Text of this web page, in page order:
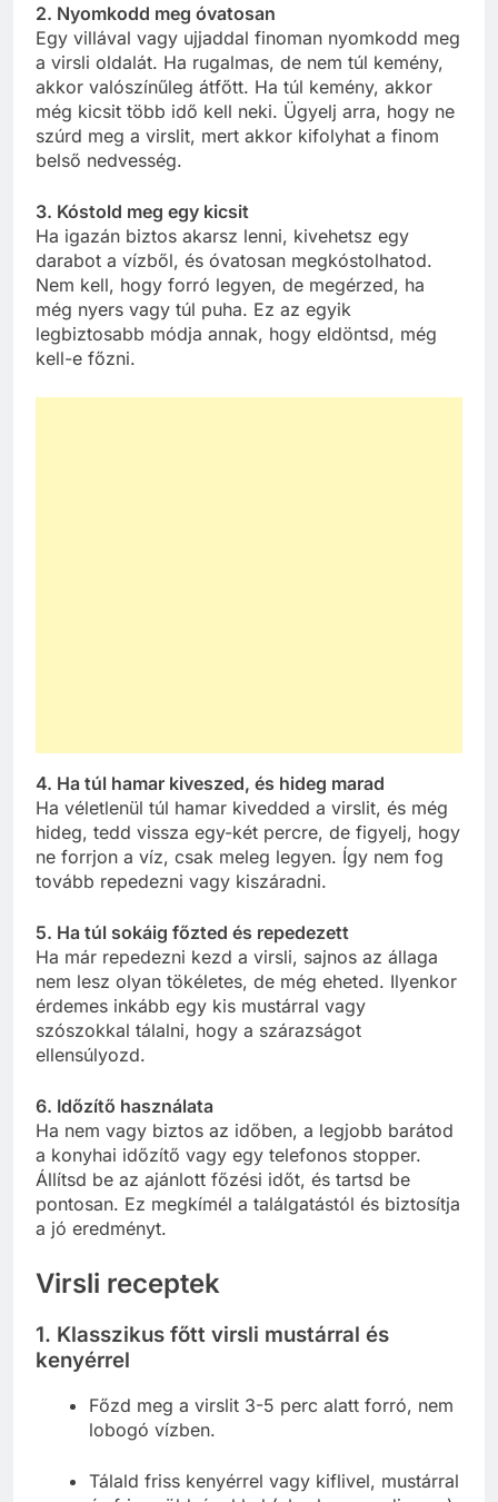
2. Nyomkodd meg óvatosan
Egy villával vagy ujjaddal finoman nyomkodd meg
a virsli oldalát. Ha rugalmas, de nem túl kemény,
akkor valószínűleg átfőtt. Ha túl kemény, akkor
még kicsit több idő kell neki. Ügyelj arra, hogy ne
szúrd meg a virslit, mert akkor kifolyhat a finom
belső nedvesség.
3. Kóstold meg egy kicsit
Ha igazán biztos akarsz lenni, kivehetsz egy
darabot a vízből, és óvatosan megkóstolhatod.
Nem kell, hogy forró legyen, de megérzed, ha
még nyers vagy túl puha. Ez az egyik
legbiztosabb módja annak, hogy eldöntsd, még
kell-e főzni.
4. Ha túl hamar kiveszed, és hideg marad
Ha véletlenül túl hamar kivedded a virslit, és még
hideg, tedd vissza egy-két percre, de figyelj, hogy
ne forrjon a víz, csak meleg legyen. Így nem fog
tovább repedezni vagy kiszáradni.
5. Ha túl sokáig főzted és repedezett
Ha már repedezni kezd a virsli, sajnos az állaga
nem lesz olyan tökéletes, de még eheted. Ilyenkor
érdemes inkább egy kis mustárral vagy
szószokkal tálalni, hogy a szárazságot
ellensúlyozd.
6. Időzítő használata
Ha nem vagy biztos az időben, a legjobb barátod
a konyhai időzítő vagy egy telefonos stopper.
Állítsd be az ajánlott főzési időt, és tartsd be
pontosan. Ez megkímél a találgatástól és biztosítja
a jó eredményt.
Virsli receptek
1. Klasszikus főtt virsli mustárral és
kenyérrel
Főzd meg a virslit 3-5 perc alatt forró, nem
lobogó vízben.
Tálald friss kenyérrel vagy kiflivel, mustárral